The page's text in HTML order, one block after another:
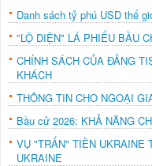
Danh sách tỷ phú USD thế
"LỘ DIỆN" LÁ PHIẾU BẦU
CHÍNH SÁCH CỦA ĐẢNG
KHÁCH
THÔNG TIN CHO NGOẠI
Bầu cử 2026: KHẢ NĂNG
VỤ "TRẤN" TIỀN UKRAINE
UKRAINE